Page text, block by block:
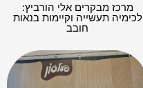
מרכז מבקרים אלי הורביץ:
לכימיה תעשייה וקיימות בנאות
חובב